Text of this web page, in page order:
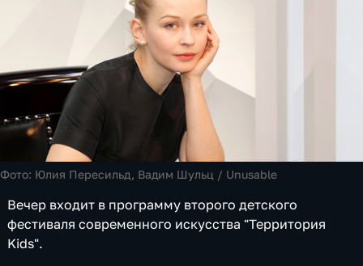
Фото: Юлия Пересильд, Вадим Шульц / Unusable
Вечер входит в программу второго детского
фестиваля современного искусства "Территория
Kids".